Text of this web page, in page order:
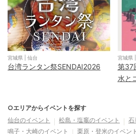
宮城県 仙台
台湾ランタン祭SENDAI2026
宮城県|
第37
水と
○エリアからイベントを探す
仙台のイベント 松島・塩竈のイベント 石
鳴子・大崎のイベント 栗原・登米のイベント